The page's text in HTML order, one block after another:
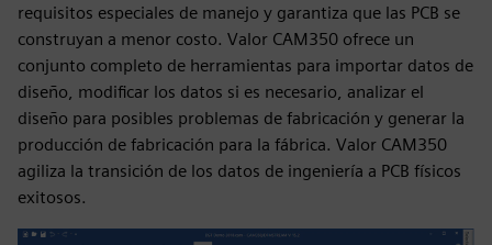
requisitos especiales de manejo y garantiza que las PCB se
construyan a menor costo. Valor CAM350 ofrece un
conjunto completo de herramientas para importar datos de
diseño, modificar los datos si es necesario, analizar el
diseño para posibles problemas de fabricación y generar la
producción de fabricación para la fábrica. Valor CAM350
agiliza la transición de los datos de ingeniería a PCB físicos
exitosos.